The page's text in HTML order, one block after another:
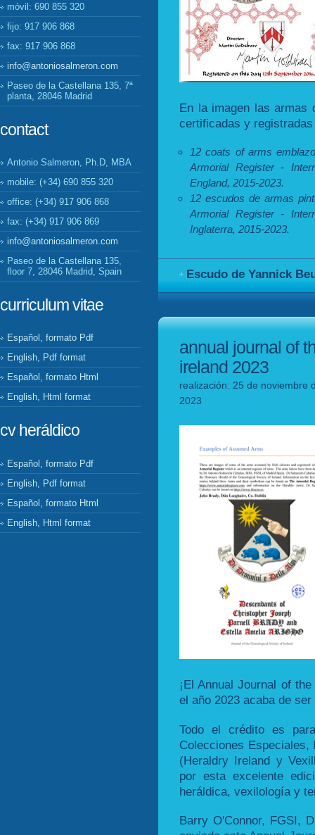
móvil: 690 855 320
fijo: 917 906 868
fax: 917 906 868
info@antoniosalmeron.com
Paseo de la Castellana 135, 7ª
planta, 28046 Madrid
contact
Antonio Salmeron, Ph.D, MBA
mobile: (+34) 690 855 320
office: (+34) 917 906 868
fax: (+34) 917 906 869
info@antoniosalmeron.com
Paseo de la Castellana 135,
floor 7, 28046 Madrid, Spain
curriculum vitae
Español, formato Pdf
English, Pdf format
Español, formato Html
English, Html format
cv heráldico
Español, formato Pdf
English, Pdf format
Español, formato Html
English, Html format
En la imagen las armas
certificadas y
12 coats of arms
Armorial Register -
England, 2015-2023.
12 escudos de armas
Armorial Register -
Inglaterra, 2015-2023.
Escudo de Yannick
annual journal of
ireland 2023
realización: 25 de noviembre
2023
¡El Annual Journal of
el año 2023 acaba de
Todo el crédito es
Colecciones
(Heraldry Ireland y
por esta excelente
heráldica, vexilología y
Barry O'Connor, FGSI,